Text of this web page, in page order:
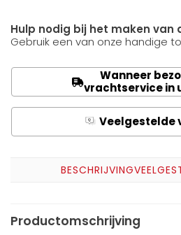
Hulp nodig bij het maken van
Gebruik een van onze handige
Wanneer
vrachtservice in
Q Veelgestelde
BESCHRIJVING
Productomschrijving